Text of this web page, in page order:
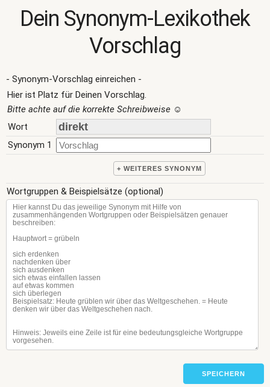
Dein Synonym-Lexikothek
Vorschlag
- Synonym-Vorschlag einreichen -
Hier ist Platz für Deinen Vorschlag.
Bitte achte auf die korrekte Schreibweise ☺
Wort
Synonym 1
+ WEITERES SYNONYM
Wortgruppen & Beispielsätze (optional)
SPEICHERN